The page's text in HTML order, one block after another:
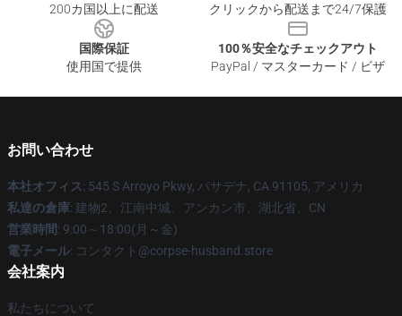
200カ国以上に配送
クリックから配送まで24/7保護
国際保証
使用国で提供
100％安全なチェックアウト
PayPal / マスターカード / ビザ
お問い合わせ
本社オフィス: 545 S Arroyo Pkwy, パサデナ, CA 91105, アメリカ
私達の倉庫: 建物2、江南中城、アンカン市、湖北省、CN
営業時間: 9:00～18:00(月～金)
電子メール: コンタクト@corpse-husband.store
会社案内
私たちについて